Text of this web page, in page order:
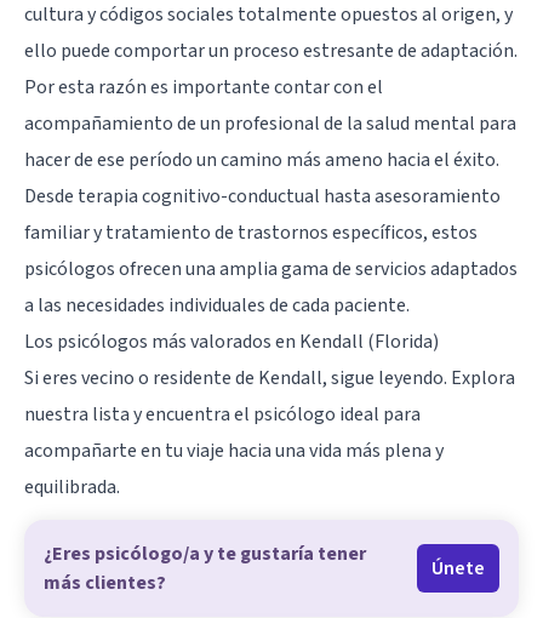
cultura y códigos sociales totalmente opuestos al origen, y
ello puede comportar un proceso estresante de adaptación.
Por esta razón es importante contar con el
acompañamiento de un profesional de la salud mental para
hacer de ese período un camino más ameno hacia el éxito.
Desde terapia cognitivo-conductual hasta asesoramiento
familiar y tratamiento de trastornos específicos, estos
psicólogos ofrecen una amplia gama de servicios adaptados
a las necesidades individuales de cada paciente.
Los psicólogos más valorados en Kendall (Florida)
Si eres vecino o residente de Kendall, sigue leyendo. Explora
nuestra lista y encuentra el psicólogo ideal para
acompañarte en tu viaje hacia una vida más plena y
equilibrada.
¿Eres psicólogo/a y te gustaría tener
más clientes?
Únete